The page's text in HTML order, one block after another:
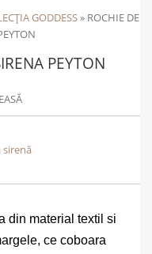
GODDESS» ROCHIE DE
PEYTON
sirenă
din material textil si
ce coboara